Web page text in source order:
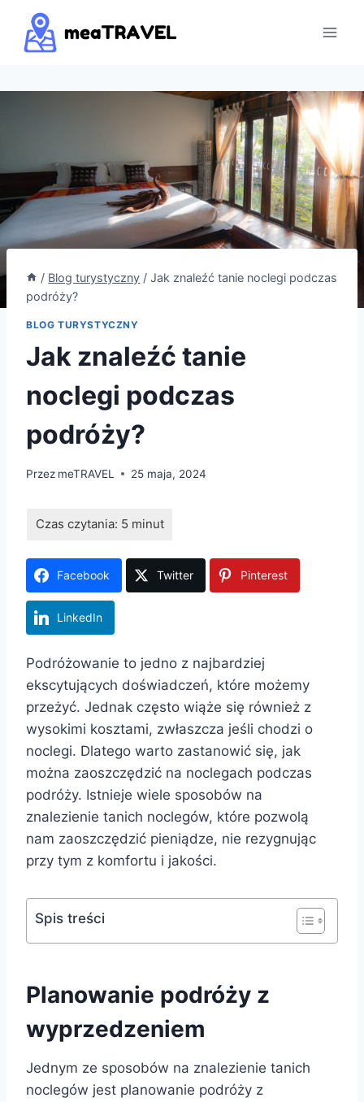
Przejdź
treści
/ Blog turystyczny / Jak znaleźć tanie noclegi podczas
podróży?
BLOG TURYSTYCZNY
Jak znaleźć tanie
noclegi podczas
podróży?
Przez meTRAVEL 25 maja, 2024
Facebook Twitter Pinterest
LinkedIn
Podróżowanie to jedno z najbardziej
ekscytujących doświadczeń, które możemy
przeżyć. Jednak często wiąże się również z
wysokimi kosztami, zwłaszcza jeśli chodzi o
noclegi. Dlatego warto zastanowić się, jak
można zaoszczędzić na noclegach podczas
podróży. Istnieje wiele sposobów na
znalezienie tanich noclegów, które pozwolą
nam zaoszczędzić pieniądze, nie rezygnując
przy tym z komfortu i jakości.
Spis treści
Planowanie podróży z
wyprzedzeniem
Jednym ze sposobów na znalezienie tanich
noclegów jest planowanie podróży z